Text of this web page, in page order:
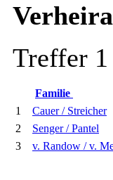
Treffer
Familie
1
Cauer / Streicher
2
Senger / Pantel
3
v. Randow / v.